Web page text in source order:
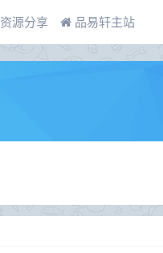
资源分享 品易轩主站